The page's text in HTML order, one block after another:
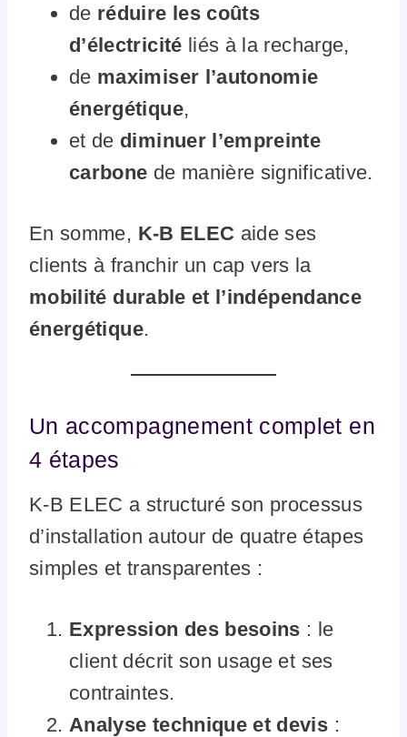
de réduire les coûts
d’électricité liés à la recharge,
de maximiser l’autonomie
énergétique,
et de diminuer l’empreinte
carbone de manière significative.
En somme, K-B ELEC aide ses
clients à franchir un cap vers la
mobilité durable et l’indépendance
énergétique.
Un accompagnement complet en
4 étapes
K-B ELEC a structuré son processus
d’installation autour de quatre étapes
simples et transparentes :
Expression des besoins : le
client décrit son usage et ses
contraintes.
Analyse technique et devis :